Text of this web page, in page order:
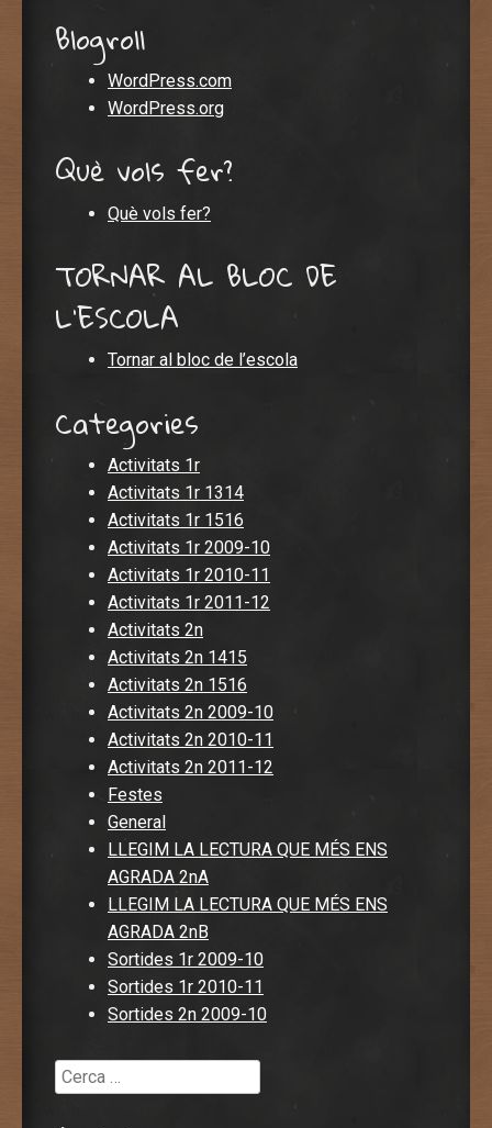
Blogroll
WordPress.com
WordPress.org
Què vols fer?
Què vols fer?
TORNAR AL BLOC DE
L'ESCOLA
Tornar al bloc de l’escola
Categories
Activitats 1r
Activitats 1r 1314
Activitats 1r 1516
Activitats 1r 2009-10
Activitats 1r 2010-11
Activitats 1r 2011-12
Activitats 2n
Activitats 2n 1415
Activitats 2n 1516
Activitats 2n 2009-10
Activitats 2n 2010-11
Activitats 2n 2011-12
Festes
General
LLEGIM LA LECTURA QUE MÉS ENS
AGRADA 2nA
LLEGIM LA LECTURA QUE MÉS ENS
AGRADA 2nB
Sortides 1r 2009-10
Sortides 1r 2010-11
Sortides 2n 2009-10
Cerca